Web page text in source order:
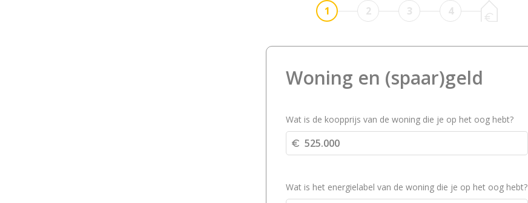
1 2 3 4
Woning en (spaar)geld
Wat is de koopprijs van de woning die je op het oog hebt?
Wat is het energielabel van de woning die je op het oog hebt?